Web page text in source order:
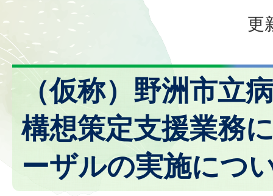
更
（仮称）野洲市立
構想策定支援業務
ーザルの実施につ